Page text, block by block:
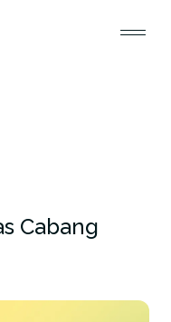
Cabang